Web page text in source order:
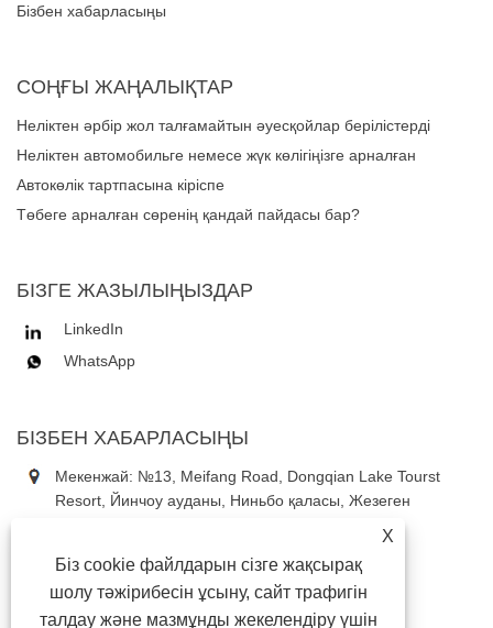
Бізбен хабарласыңы
СОҢҒЫ ЖАҢАЛЫҚТАР
Неліктен әрбір жол талғамайтын әуесқойлар берілістерді
басқару үшін сенімді көлік тартпасы жүйесіне сенеді?
Неліктен автомобильге немесе жүк көлігіңізге арналған
көліктер жүйесін таңдау керек?
Автокөлік тартпасына кіріспе
Төбеге арналған сөренің қандай пайдасы бар?
БІЗГЕ ЖАЗЫЛЫҢЫЗДАР
LinkedIn
WhatsApp
БІЗБЕН ХАБАРЛАСЫҢЫ
Мекенжай: №13, Meifang Road, Dongqian Lake Tourst
Resort, Йинчоу ауданы, Ниньбо қаласы, Жезеген
Тел:
+86-18867637353
Телефон:+86-18867637353
Электрондық пошта:daniel3@china-astauto.com
X
Біз cookie файлдарын сізге жақсырақ
шолу тәжірибесін ұсыну, сайт трафигін
талдау және мазмұнды жекелендіру үшін